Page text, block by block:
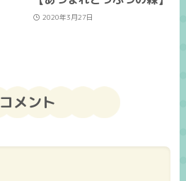
2020年3月27日
コメント